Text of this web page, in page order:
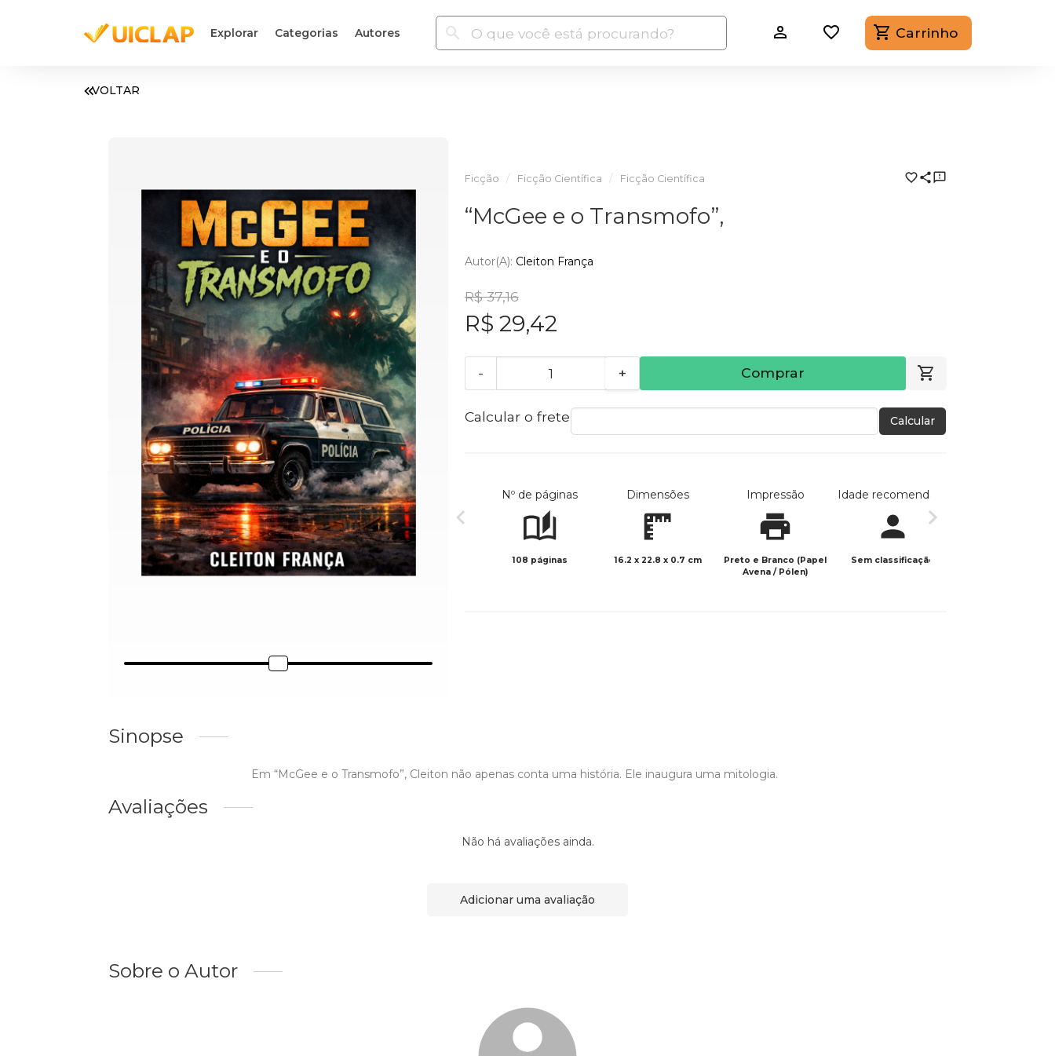
Explorar Categorias Autores Carrinho
VOLTAR
Ficção Ficção Científica Ficção Científica
“McGee e o Transmofo”,
Autor(a): Cleiton França
R$ 37,16
R$ 29,42
- + Comprar
Calcular o frete Calcular
Nº de páginas
108 páginas
Dimensões
16.2 x 22.8 x 0.7 cm
Impressão
Preto e Branco (Papel
Avena / Pólen)
Idade recomendada
Sem classificação
Sinopse
Em “McGee e o Transmofo”, Cleiton não apenas conta uma história. Ele inaugura uma mitologia.
Avaliações
Não há avaliações ainda.
Adicionar uma avaliação
Sobre o Autor